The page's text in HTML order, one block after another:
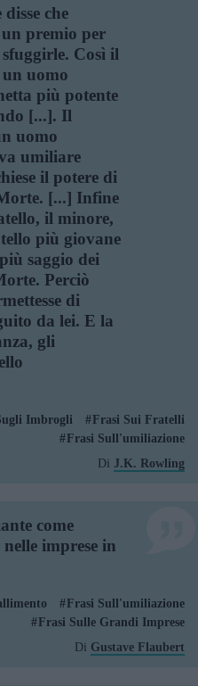
che
premio per
sfuggirle. Così il
uomo
più potente
[...]. Il
uomo
umiliare
il potere di
[...] Infine
il minore,
più giovane
saggio dei
Perciò
di
da lei. E la
gli
Imbrogli
Frasi Sui Fratelli
Frasi Sull'umiliazione
Di J.K. Rowling
come
imprese in
Frasi Sull'umiliazione
Frasi Sulle Grandi Imprese
Di Gustave Flaubert